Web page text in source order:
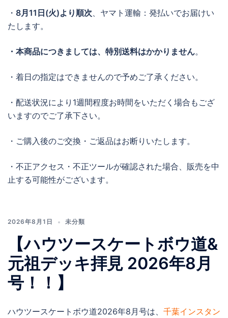
・ 8月11日(火)より順次、ヤマト運輸：発払いでお届けい
たします。
・本商品につきましては、特別送料はかかりません。
・着日の指定はできませんので予めご了承ください。
・配送状況により1週間程度お時間をいただく場合もござ
いますのでご了承下さい。
・ご購入後のご交換・ご返品はお断りいたします。
・不正アクセス・不正ツールが確認された場合、販売を中
止する可能性がございます。
2026年8月1日 未分類
【ハウツースケートボウ道&
元祖デッキ拝見 2026年8月
号！！】
ハウツースケートボウ道2026年8月号は、 千葉インスタン